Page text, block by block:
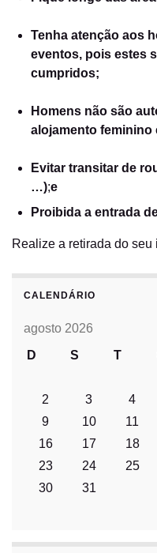
Tenha atenção aos
eventos, pois estes
cumpridos;
Homens não são
alojamento feminino
Evitar transitar de
…);e
Proibida a entrada
Realize a retirada do
CALENDÁRIO
agosto 2026
D
S T
2
3 4
9
10 11
16
17 18
23
24 25
30
31